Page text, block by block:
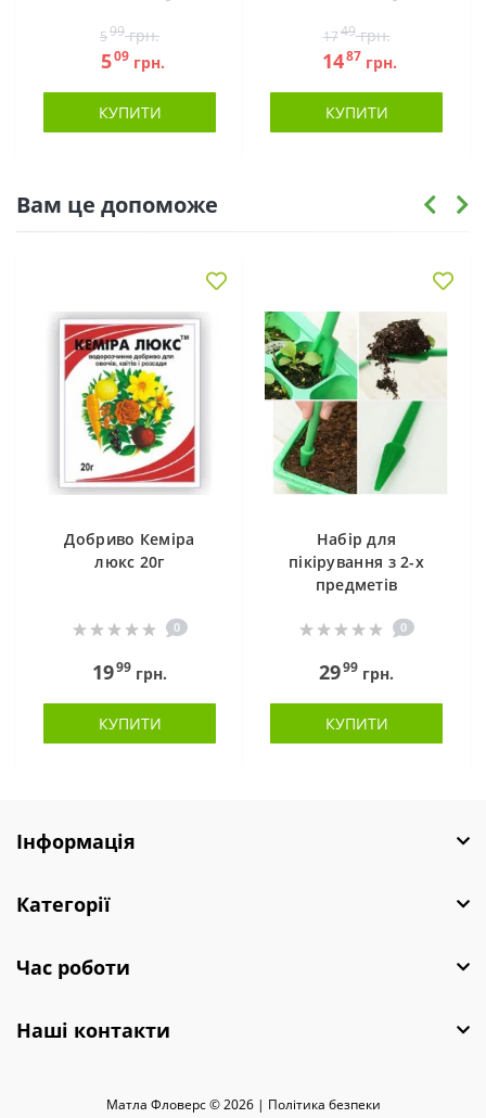
599грн.
509грн.
КУПИТИ
1749грн.
1487 грн.
КУПИТИ
Вам це допоможе
Добриво Кеміра
люкс 20г
0
1999 грн.
КУПИТИ
Набір для
пікірування з 2-х
предметів
0
2999 грн.
КУПИТИ
Інформація
Категорії
Час роботи
Наші контакти
Матла Фловерс © 2026 | Полiтика безпеки